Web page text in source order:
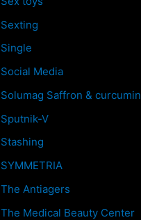
Sexting
Single
Social Media
Solumag Saffron & curcumin
Sputnik-V
Stashing
SYMMETRIA
The Antiagers
The Medical Beauty Center